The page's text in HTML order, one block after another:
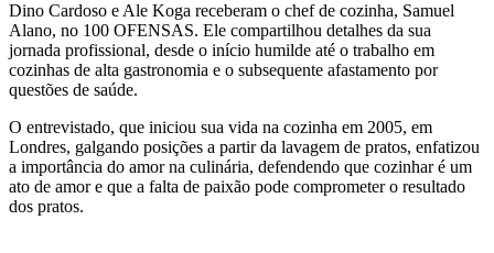
Dino Cardoso e Ale Koga receberam o chef de cozinha, Samuel
Alano, no 100 OFENSAS. Ele compartilhou detalhes da sua
jornada profissional, desde o início humilde até o trabalho em
cozinhas de alta gastronomia e o subsequente afastamento por
questões de saúde.
O entrevistado, que iniciou sua vida na cozinha em 2005, em
Londres, galgando posições a partir da lavagem de pratos, enfatizou
a importância do amor na culinária, defendendo que cozinhar é um
ato de amor e que a falta de paixão pode comprometer o resultado
dos pratos.